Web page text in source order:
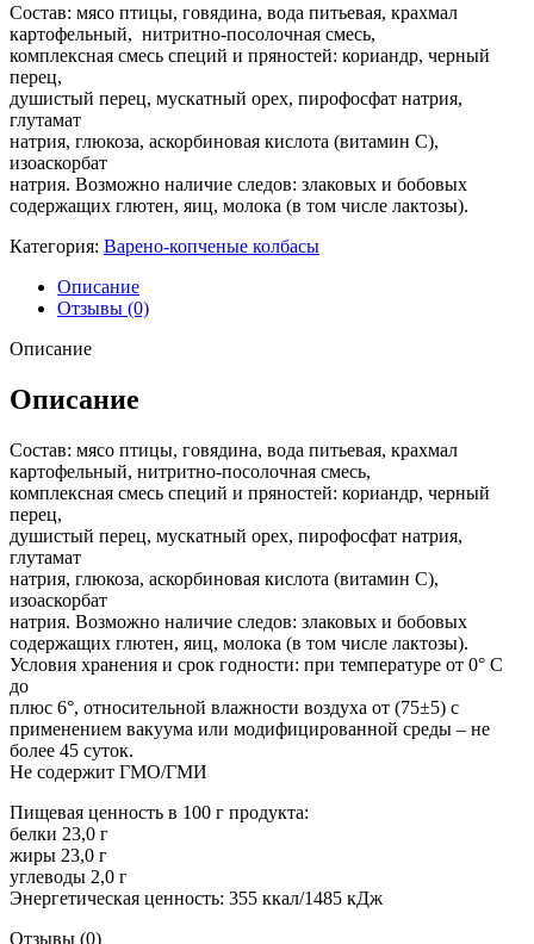
Состав: мясо птицы, говядина, вода питьевая, крахмал
картофельный, нитритно-посолочная смесь,
комплексная смесь специй и пряностей: кориандр, черный
перец,
душистый перец, мускатный орех, пирофосфат натрия,
глутамат
натрия, глюкоза, аскорбиновая кислота (витамин С),
изоаскорбат
натрия. Возможно наличие следов: злаковых и бобовых
содержащих глютен, яиц, молока (в том числе лактозы).
Категория: Варено-копченые колбасы
Описание
Отзывы (0)
Описание
Описание
Состав: мясо птицы, говядина, вода питьевая, крахмал
картофельный, нитритно-посолочная смесь,
комплексная смесь специй и пряностей: кориандр, черный
перец,
душистый перец, мускатный орех, пирофосфат натрия,
глутамат
натрия, глюкоза, аскорбиновая кислота (витамин С),
изоаскорбат
натрия. Возможно наличие следов: злаковых и бобовых
содержащих глютен, яиц, молока (в том числе лактозы).
Условия хранения и срок годности: при температуре от 0° С
до
плюс 6°, относительной влажности воздуха от (75±5) с
применением вакуума или модифицированной среды – не
более 45 суток.
Не содержит ГМО/ГМИ
Пищевая ценность в 100 г продукта:
белки 23,0 г
жиры 23,0 г
углеводы 2,0 г
Энергетическая ценность: 355 ккал/1485 кДж
Отзывы (0)